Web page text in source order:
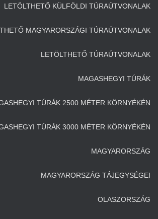
LETÖLTHETŐ KÜLFÖLDI TÚRAÚTVONALAK
MAGYARORSZÁGI TÚRAÚTVONALAK
LETÖLTHETŐ TÚRAÚTVONALAK
MAGASHEGYI TÚRÁK
TÚRÁK 2500 MÉTER KÖRNYÉKÉN
TÚRÁK 3000 MÉTER KÖRNYÉKÉN
MAGYARORSZÁG
MAGYARORSZÁG TÁJEGYSÉGEI
OLASZORSZÁG